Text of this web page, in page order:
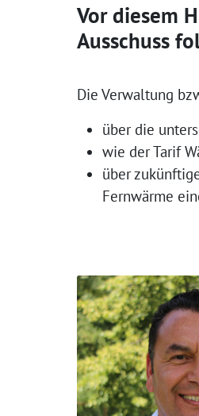
Vor diesem
Ausschuss
Die Verwaltung
über die
wie der Tarif
über
Fernwärme